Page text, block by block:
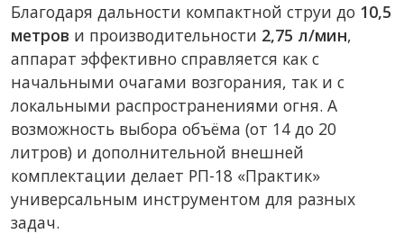
Благодаря дальности компактной струи до 10,5
метров и производительности 2,75 л/мин,
аппарат эффективно справляется как с
начальными очагами возгорания, так и с
локальными распространениями огня. А
возможность выбора объёма (от 14 до 20
литров) и дополнительной внешней
комплектации делает РП-18 «Практик»
универсальным инструментом для разных
задач.